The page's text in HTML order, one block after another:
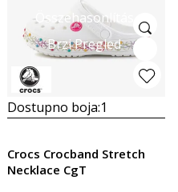
Összehasonlítás
Brzi Pregled
Dostupno boja:1
Crocs Crocband Stretch
Necklace CgT